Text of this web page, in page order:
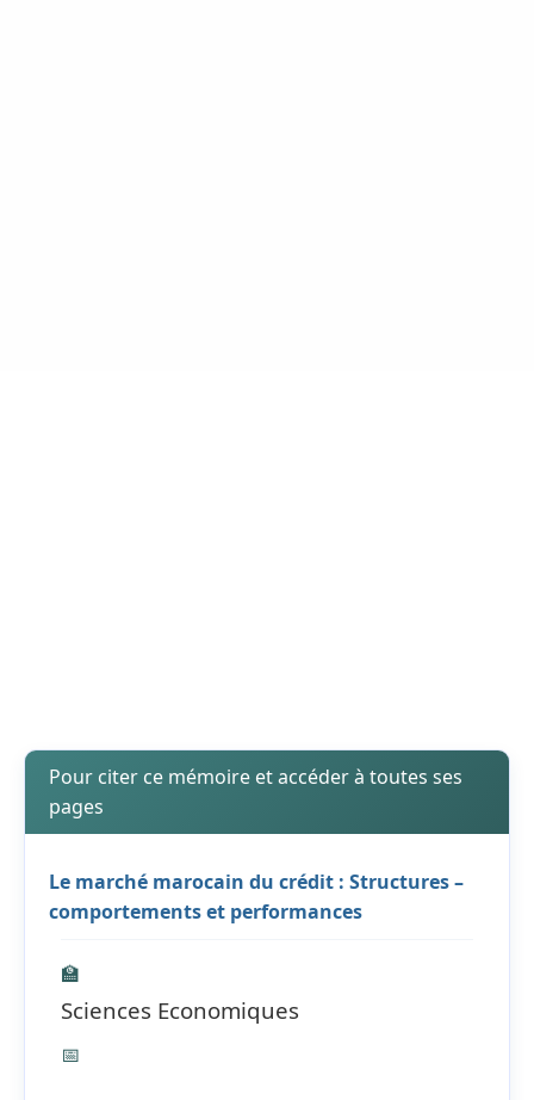
Pour citer ce mémoire et accéder à toutes ses
pages
Le marché marocain du crédit : Structures –
comportements et performances
🏫
Sciences Economiques
📅